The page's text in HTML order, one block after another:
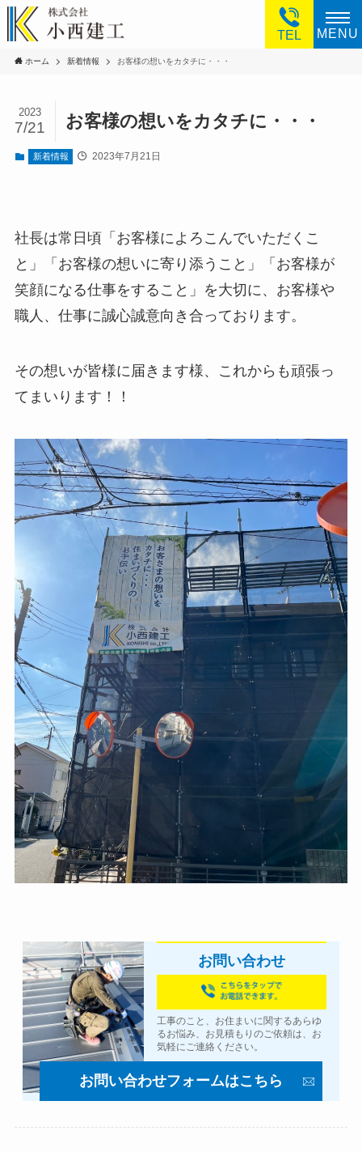
TEL MENU
ホーム 新着情報 お客様の想いをカタチに・・・
お客様の想いをカタチに・・・
2023
7/21
新着情報 2023年7月21日
社長は常日頃「お客様によろこんでいただくこ
と」「お客様の想いに寄り添うこと」「お客様が
笑顔になる仕事をすること」を大切に、お客様や
職人、仕事に誠心誠意向き合っております。
その想いが皆様に届きます様、これからも頑張っ
てまいります！！
お問い合わせ
工事のこと、お住まいに関するあらゆ
るお悩み、お見積もりのご依頼は、お
気軽にご連絡ください。
お問い合わせフォームはこちら